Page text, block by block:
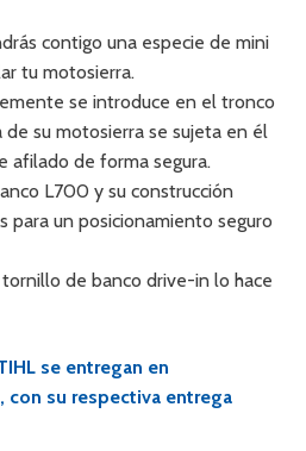
contigo una especie de mini
tu motosierra.
se introduce en el tronco
de su motosierra se sujeta en él
afilado de forma segura.
L700 y su construcción
para un posicionamiento seguro
de banco drive-in lo hace
se entregan en
con su respectiva entrega